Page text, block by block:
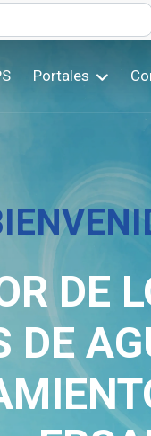
Portales
CON
DE